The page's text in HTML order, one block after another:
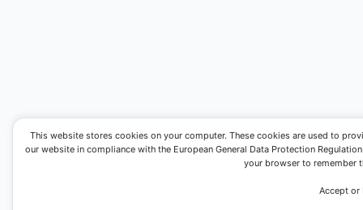
This website stores cookies on your computer. These cookies are used to
our website in compliance with the European General Data Protection
your browser to remember
Accept or